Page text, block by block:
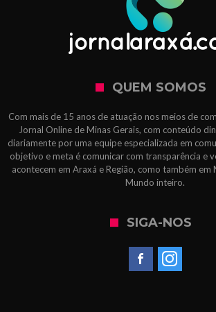
QUEM SOMOS
Com mais de 15 anos de atuação nos meios de
Jornal Online de Minas Gerais, com conteúdo
diariamente por uma equipe especializada em
objetivo e meta é comunicar com transparência e
acontecem em Araxá e Região, como também em
Mundo inteiro.
SIGA-NOS